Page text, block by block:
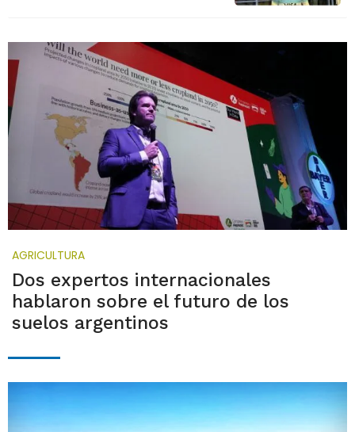
AGRICULTURA
Dos expertos internacionales
hablaron sobre el futuro de los
suelos argentinos